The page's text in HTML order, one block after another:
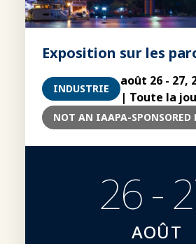
Exposition sur les
INDUSTRIE
août 26 - 27,
| Toute la
NOT AN IAAPA-SPONSORED
26 -
AOÛT